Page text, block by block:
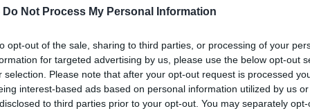
Do Not Process My Personal Information
opt-out of the sale, sharing to third parties, or processing of your
for targeted advertising by us, please use the below opt-out
selection. Please note that after your opt-out request is processed
interest-based ads based on personal information utilized by us
to third parties prior to your opt-out. You may separately
Καμηλάρι - Φωτιά σε ξύλινο σπίτι
Σε "ασπίδα προστασίας" οι φοίνικες του Ρεθύμνου
ΚΡΗΤΗ 11:36
Σε "ασπίδα προστασίας" οι
Σε "ασπίδα προστασίας" οι
φοίνικες του Ρεθύμνου απέναντι
στο κόκκινο σκαθάρι